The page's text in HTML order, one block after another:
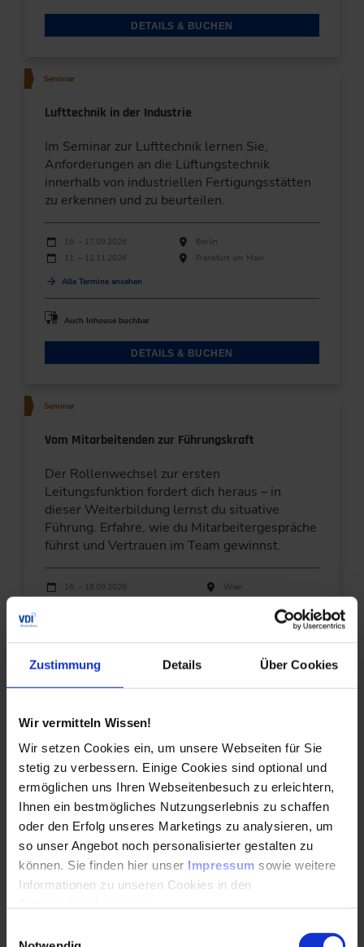
Zustimmung Details Über Cookies
Wir vermitteln Wissen!
Wir setzen Cookies ein, um unsere Webseiten für Sie
stetig zu verbessern. Einige Cookies sind optional und
ermöglichen uns Ihren Webseitenbesuch zu erleichtern,
Ihnen ein bestmögliches Nutzungserlebnis zu schaffen
oder den Erfolg unseres Marketings zu analysieren, um
so unser Angebot noch personalisierter gestalten zu
können. Sie finden hier unser Impressum sowie weitere
Informationen zu unseren Cookies in den
DETAILS & BUCHEN
Seminar
Lufttechnik in der Industrie
Im Seminar zur Lufttechnik lernen Sie,
Anforderungen an die Lüftungstechnik
innerhalb von industriellen Fertigungsstätten
zu erkennen und zu beurteilen.
Durchführungen
Veranstaltungsdatum Veranstaltungsort
16. – 17.09.2026
Berlin
11. – 12.11.2026
Frankfurt am Main
Alle Termine ansehen
Auch Inhouse buchbar
DETAILS & BUCHEN
Seminar
Vom Mitarbeitenden zur Führungskraft
Der Rollenwechsel zur ersten
Leitungsfunktion fordert dich heraus – in
dieser Weiterbildung lernst du situative
Führung. Erfahre, wie du Mitarbeitergespräche
führst und Vertrauen im Team gewinnst.
Durchführungen
Veranstaltungsdatum
16. – 18.09.2026
Wien
Auch Inhouse buchbar
Seminar
Membranfiltration - Selektive Trennung in der
Wasser- und Abwasseraufb…
Lerne Vorteile und Grenzen für den Einsatz der
Membranfiltration bei spezifischen
Trennaufgaben in der Wasser- und
Abwasseraufbereitung kennen.